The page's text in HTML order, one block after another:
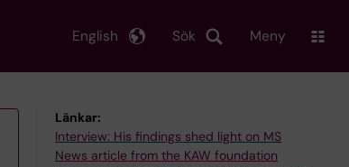
Sök
English Meny
Länkar:
Interview: His findings shed light on MS
News article from the KAW foundation